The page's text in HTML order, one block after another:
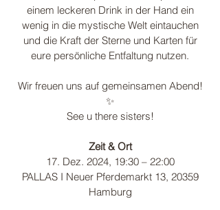
einem leckeren Drink in der Hand ein
wenig in die mystische Welt eintauchen
und die Kraft der Sterne und Karten für
eure persönliche Entfaltung nutzen.
Wir freuen uns auf gemeinsamen Abend!
✨
See u there sisters!
Zeit & Ort
17. Dez. 2024, 19:30 – 22:00
PALLAS I Neuer Pferdemarkt 13, 20359
Hamburg